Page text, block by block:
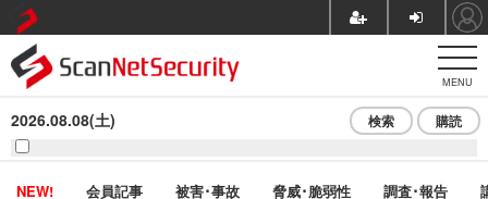
MENU
2026.08.08(土) 検索 購読
NEW! 会員記事 被害･事故 脅威･脆弱性 調査･報告